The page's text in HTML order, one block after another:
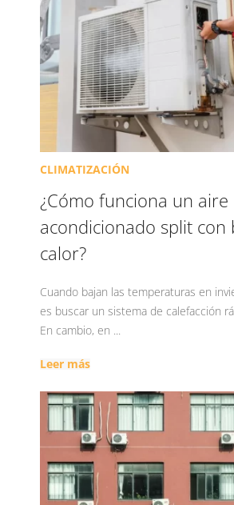
CLIMATIZACIÓN
¿Cómo funciona un aire
acondicionado split con
calor?
Cuando bajan las temperaturas en
es buscar un sistema de calefacción
En cambio, en ...
Leer más